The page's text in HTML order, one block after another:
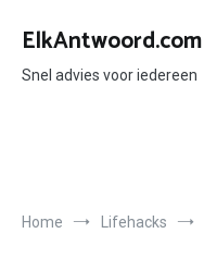
naar
inhoud
ElkAntwoord.com
Snel advies voor iedereen
Home Lifehacks